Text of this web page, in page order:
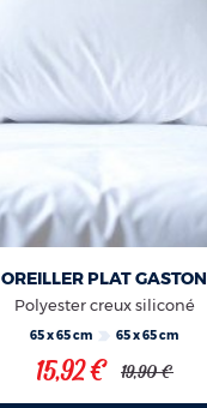
OREILLER PLAT GASTON
Polyester creux siliconé
65 x 65 cm 65 x 65 cm
15,92 € 19,90 €